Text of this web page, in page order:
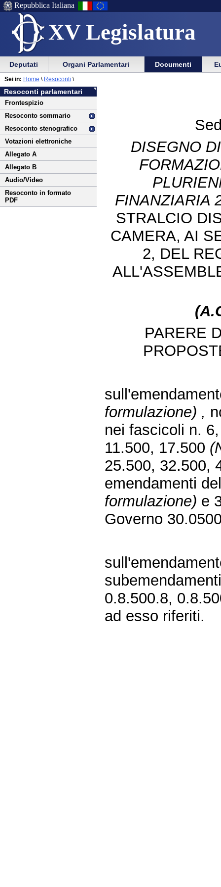
XV Legislatura
Menu
di
ausilio
alla
navigazione
Vai
Menu
di
navigazione
principale
Repubblica Italiana
Menu
di
navigazione
principale
Vai
menu
di
sezione
Deputati Organi Parlamentari Documenti
Vai
al
contenuto
Resoconti parlamentari
Frontespizio
Resoconto sommario
Resoconto stenografico
Votazioni elettroniche
Allegato A
Allegato B
Audio/Video
Resoconto in formato
PDF
Sei in: Home \ Resoconti \
DISEGNO
FINANZIARIA
STRALCIO
CAMERA, AI
2, DEL
PARERE
formulazione) ,
nei fascicoli n.
11.500, 17.500
25.500, 32.500,
emendamenti
formulazione) e
Governo
0.8.500.8,
ad esso riferiti.